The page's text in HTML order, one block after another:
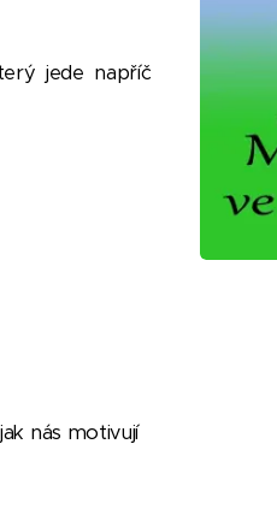
jede napříč
nás motivují